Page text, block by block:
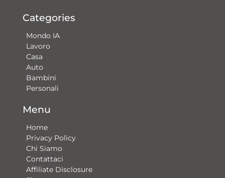
Categories
Mondo IA
Lavoro
Casa
Auto
Bambini
Personali
Menu
Home
Privacy Policy
Chi Siamo
Contattaci​
Affiliate Disclosure